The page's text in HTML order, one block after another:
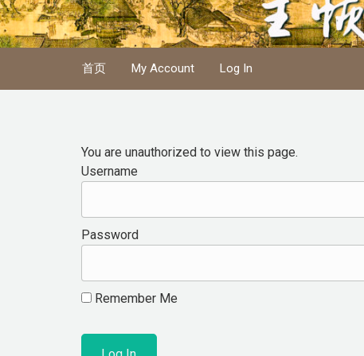
Skip to main content
首页 My Account Log In
You are unauthorized to view this page.
Username
Password
Remember Me